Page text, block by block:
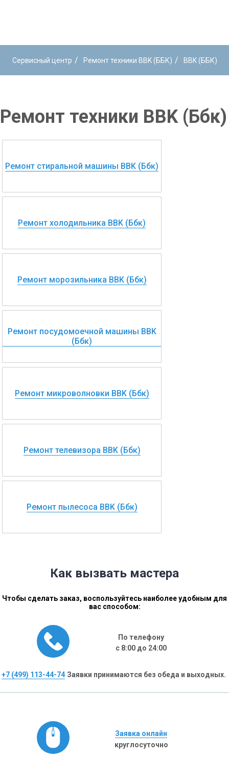
Сервисный центр / Ремонт техники BBK (ББК) / BBK (ББК)
Ремонт техники BBK (Ббк)
Ремонт стиральной машины BBK (Ббк)
Ремонт холодильника BBK (Ббк)
Ремонт морозильника BBK (Ббк)
Ремонт посудомоечной машины BBK
(Ббк)
Ремонт микроволновки BBK (Ббк)
Ремонт телевизора BBK (Ббк)
Ремонт пылесоса BBK (Ббк)
Как вызвать мастера
Чтобы сделать заказ, воспользуйтесь наиболее удобным для
вас способом:
По телефону
с 8:00 до 24:00
+7 (499) 113-44-74 Заявки принимаются без обеда и выходных.
Заявка онлайн
круглосуточно